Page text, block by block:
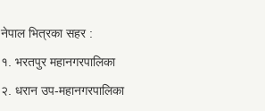
नेपाल भित्रका सहर :
१. भरतपुर महानगरपालिका
२. धरान उप-महानगरपालिका